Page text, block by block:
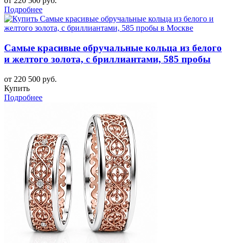
Подробнее
Самые красивые обручальные кольца из белого
и желтого золота, с бриллиантами, 585 пробы
от 220 500 руб.
Купить
Подробнее